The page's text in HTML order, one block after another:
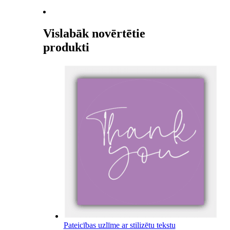
Vislabāk novērtētie
produkti
Pateicības uzlīme ar stilizētu tekstu